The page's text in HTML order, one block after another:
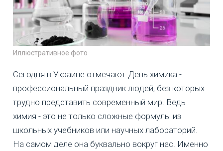
Иллюстративное фото
Сегодня в Украине отмечают День химика -
профессиональный праздник людей, без которых
трудно представить современный мир. Ведь
химия - это не только сложные формулы из
школьных учебников или научных лабораторий.
На самом деле она буквально вокруг нас. Именно